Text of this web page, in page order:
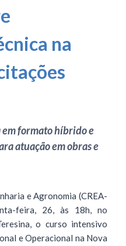
na
em formato híbrido e
atuação em obras e
e Agronomia (CREA-
feira, 26, às 18h, no
o curso intensivo
e Operacional na Nova